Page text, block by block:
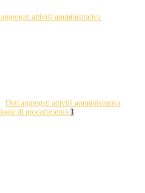
attività amministrativa
Dati aggregati attività amministrativa
di procedimento 1